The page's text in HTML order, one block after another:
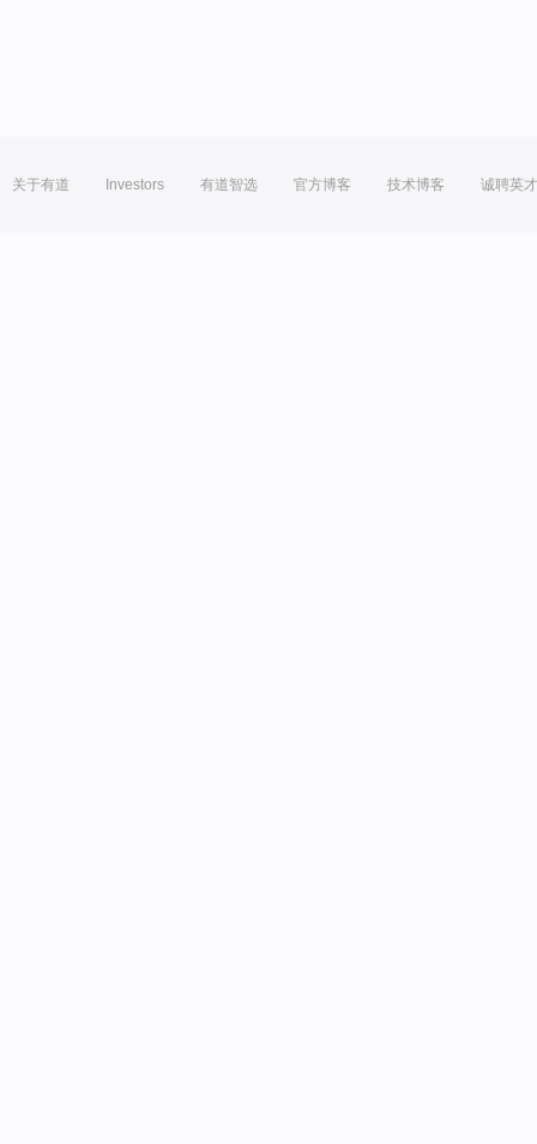
关于有道 Investors 有道智选 官方博客 技术博客 诚聘英才